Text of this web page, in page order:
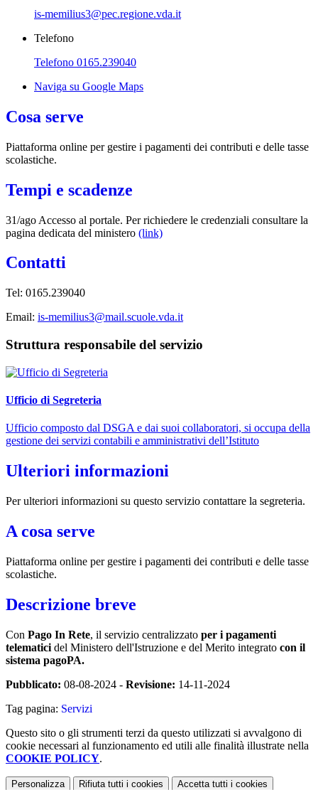
is-memilius3@pec.regione.vda.it
Telefono
Telefono 0165.239040
Naviga su Google Maps
Cosa serve
Piattaforma online per gestire i pagamenti dei contributi e delle tasse
scolastiche.
Tempi e scadenze
31/ago Accesso al portale. Per richiedere le credenziali consultare la
pagina dedicata del ministero (link)
Contatti
Tel: 0165.239040
Email: is-memilius3@mail.scuole.vda.it
Struttura responsabile del servizio
Ufficio di Segreteria
Ufficio composto dal DSGA e dai suoi collaboratori, si occupa della
gestione dei servizi contabili e amministrativi dell’Istituto
Ulteriori informazioni
Per ulteriori informazioni su questo servizio contattare la segreteria.
A cosa serve
Piattaforma online per gestire i pagamenti dei contributi e delle tasse
scolastiche.
Descrizione breve
Con Pago In Rete, il servizio centralizzato per i pagamenti
telematici del Ministero dell'Istruzione e del Merito integrato con il
sistema pagoPA.
Pubblicato: 08-08-2024 - Revisione: 14-11-2024
Tag pagina: Servizi
Questo sito o gli strumenti terzi da questo utilizzati si avvalgono di
cookie necessari al funzionamento ed utili alle finalità illustrate nella
COOKIE POLICY.
Personalizza Rifiuta tutti i cookies Accetta tutti i cookies